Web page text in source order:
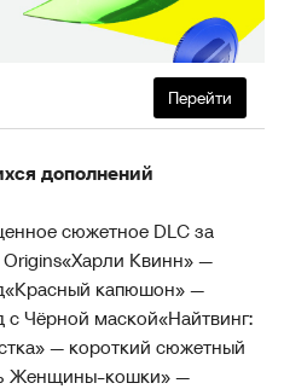
Перейти
дополнений
сюжетное DLC за
«Харли Квинн» —
«Красный капюшон» —
с Чёрной маской«Найтвинг:
— короткий сюжетный
Женщины-кошки» —